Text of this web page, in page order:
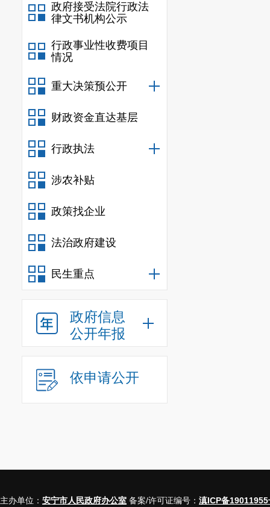
政府接受法院行政法
律文书机构公示
行政事业性收费项目
情况
重大决策预公开
财政资金直达基层
行政执法
涉农补贴
政策找企业
法治政府建设
民生重点
政府信息
公开年报
依申请公开
主办单位： 安宁市人民政府办公室 备案/许可证编号： 滇ICP备